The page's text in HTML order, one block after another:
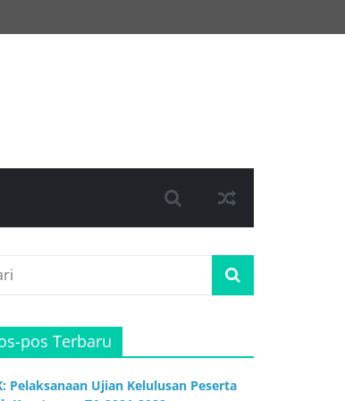
pos Terbaru
Pelaksanaan Ujian Kelulusan Peserta